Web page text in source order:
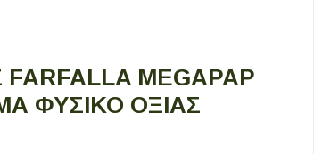
MEGAPAP
ΦΥΣΙΚΌ ΟΞΙΆΣ